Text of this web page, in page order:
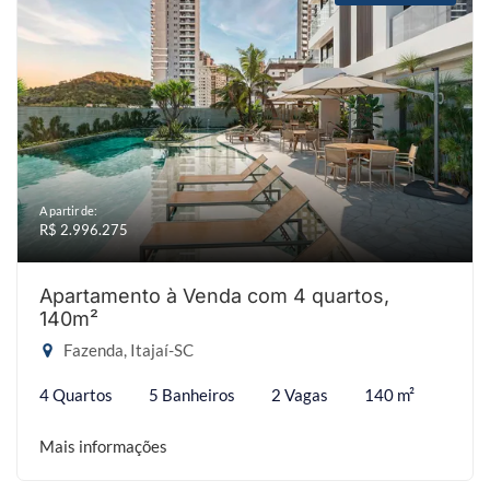
A partir de:
R$ 2.996.275
Apartamento à Venda com 4 quartos,
140m²
Fazenda, Itajaí-SC
4 Quartos 5 Banheiros 2 Vagas 140 m²
Mais informações